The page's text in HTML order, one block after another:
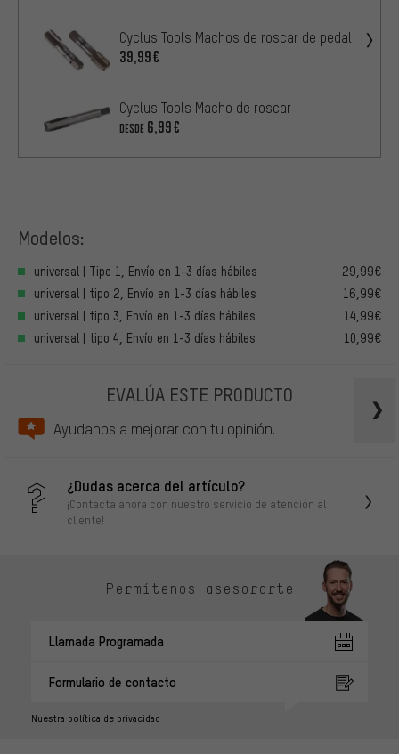
Cyclus Tools Machos de roscar de pedal
39,99€
Cyclus Tools Macho de roscar
DESDE 6,99€
Modelos:
universal | Tipo 1, Envío en 1-3 días hábiles
29,99€
universal | tipo 2, Envío en 1-3 días hábiles
16,99€
universal | tipo 3, Envío en 1-3 días hábiles
14,99€
universal | tipo 4, Envío en 1-3 días hábiles
10,99€
EVALÚA ESTE PRODUCTO
Ayudanos a mejorar con tu opinión.
¿Dudas acerca del artículo?
¡Contacta ahora con nuestro servicio de atención al
cliente!
Permítenos asesorarte
Llamada Programada
Formulario de contacto
Nuestra política de privacidad